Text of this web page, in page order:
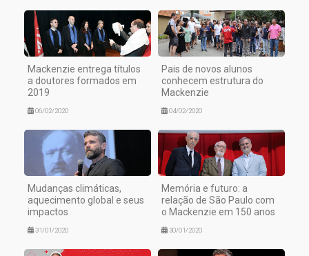
Mackenzie entrega títulos
a doutores formados em
2019
06/02/2020
Pais de novos alunos
conhecem estrutura do
Mackenzie
04/02/2020
Mudanças climáticas,
aquecimento global e seus
impactos
31/01/2020
Memória e futuro: a
relação de São Paulo com
o Mackenzie em 150 anos
30/01/2020